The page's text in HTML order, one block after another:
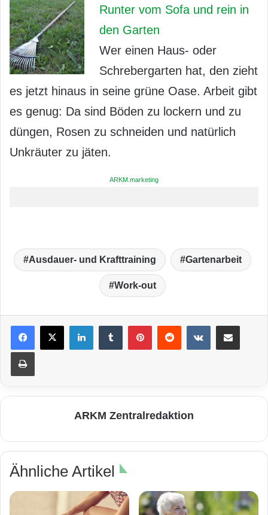
Runter vom Sofa und rein in
den Garten
Wer einen Haus- oder
Schrebergarten hat, den zieht
es jetzt hinaus in seine grüne Oase. Arbeit gibt
es genug: Da sind Böden zu lockern und zu
düngen, Rosen zu schneiden und natürlich
Unkräuter zu jäten.
ARKM.marketing
Ausdauer- und Krafttraining Gartenarbeit
Work-out
LinkedIn VKontakte
Drucken
ARKM Zentralredaktion
Ähnliche Artikel